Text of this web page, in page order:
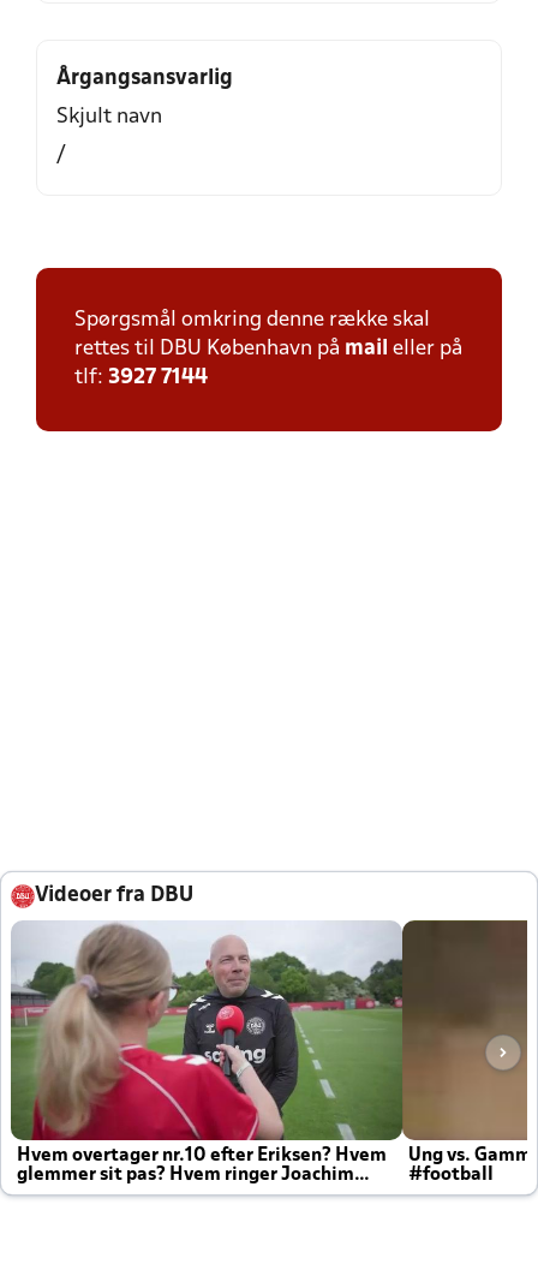
Årgangsansvarlig
Skjult navn
/
Spørgsmål omkring denne række skal
rettes til DBU København på mail eller på
tlf: 3927 7144
Videoer fra DBU
Hvem overtager nr.10 efter Eriksen? Hvem
glemmer sit pas? Hvem ringer Joachim
altid til efter kampe?
Ung vs.
#football